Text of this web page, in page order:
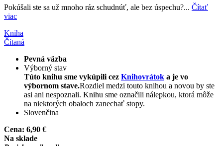
Pokúšali ste sa už mnoho ráz schudnúť, ale bez úspechu?... Čítať
viac
Kniha
Čítaná
Pevná väzba
Výborný stav
Túto knihu sme vykúpili cez Knihovrátok a je vo
výbornom stave.Rozdiel medzi touto knihou a novou by ste
asi ani nespoznali. Knihu sme označili nálepkou, ktorá môže
na niektorých obaloch zanechať stopy.
Slovenčina
Cena: 6,90 €
Na sklade